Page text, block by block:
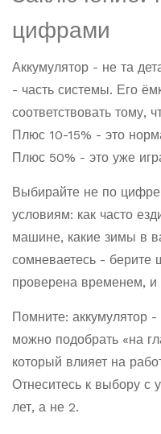
цифрами
Аккумулятор - не та
- часть системы. Его
соответствовать тому,
Плюс 10-15% - это
Плюс 50% - это уже
Выбирайте не по
условиям: как часто
машине, какие зимы в
сомневаетесь - берите
проверена временем, и
Помните: аккумулятор -
можно подобрать «на
который влияет на
Отнеситесь к выбору с
лет, а не 2.